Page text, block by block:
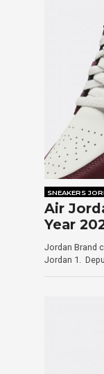
SNEAKERS
Air
Year
Jordan Brand
Jordan 1.